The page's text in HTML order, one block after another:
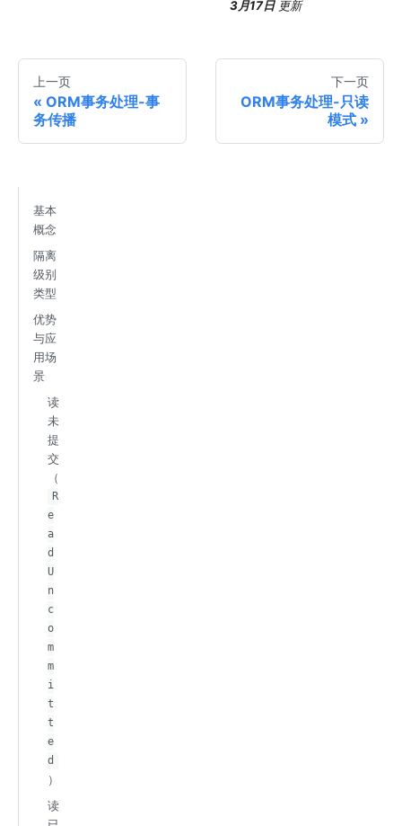
3月17日 更新
上一页
ORM事务处理-事
务传播
下一页
ORM事务处理-只读
模式
基本
概念
隔离
级别
类型
优势
与应
用场
景
读
未
提
交
（
R
e
a
d
U
n
c
o
m
m
i
t
t
e
d
）
读